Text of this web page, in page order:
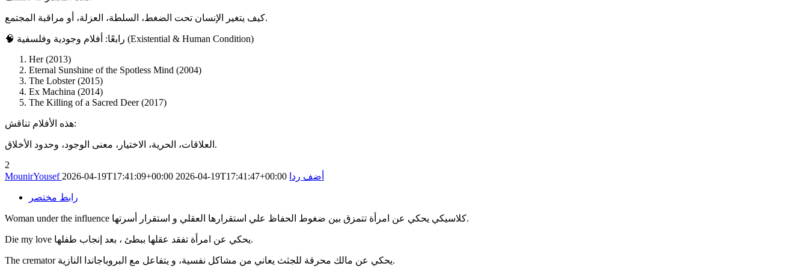
كيف يتغير الإنسان تحت الضغط، السلطة، العزلة، أو مراقبة المجتمع.
🧠 رابعًا: أفلام وجودية وفلسفية (Existential & Human Condition)
Her (2013)
Eternal Sunshine of the Spotless Mind (2004)
The Lobster (2015)
Ex Machina (2014)
The Killing of a Sacred Deer (2017)
هذه الأفلام تناقش:
العلاقات، الحرية، الاختيار، معنى الوجود، وحدود الأخلاق.
2
MounirYousef 2026-04-19T17:41:09+00:00 2026-04-19T17:41:47+00:00 أضف ردا
رابط مختصر
Woman under the influence كلاسيكي يحكي عن امرأة تتمزق بين ضغوط الحفاظ علي استقرارها العقلي و استقرار أسرتها.
Die my love يحكي عن امرأة تفقد عقلها ببطئ ، بعد إنجاب طفلها.
The cremator يحكي عن مالك محرقة للجثث يعاني من مشاكل نفسية، و يتفاعل مع البروباجاندا النازية.